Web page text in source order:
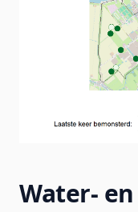
Water-